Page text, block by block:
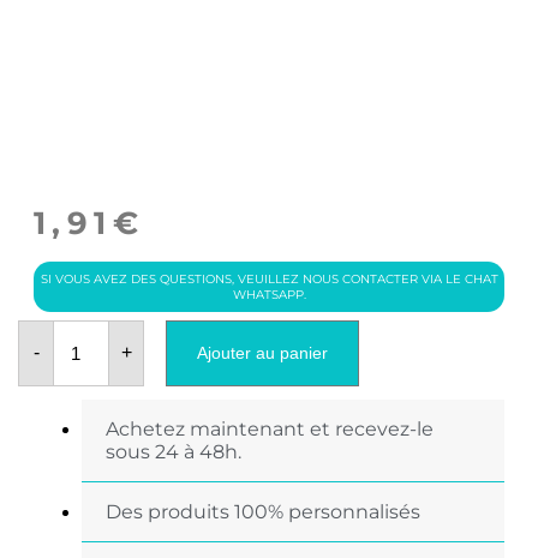
1,91 €
SI VOUS AVEZ DES QUESTIONS, VEUILLEZ NOUS CONTACTER VIA LE CHAT
WHATSAPP.
-
quantité
OUVRE-
BOUTEILLE
BOIS
+ Ajouter au panier
Achetez maintenant et recevez-le
sous 24 à 48h.
Des produits 100% personnalisés